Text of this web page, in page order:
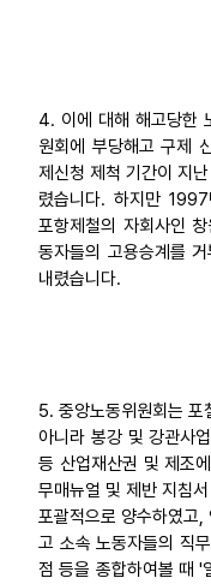
4. 이에 대해 해고당한
원회에 부당해고 구제
제신청 제척 기간이 지
렸습니다. 하지만 1997
포항제철의 자회사인
동자들의 고용승계를
내렸습니다.
5. 중앙노동위원회는 포
아니라 봉강 및 강관사
등 산업재산권 및 제조
무매뉴얼 및 제반 지침
포괄적으로 양수하였고
고 소속 노동자들의 직
점 등을 종합하여볼 때 '